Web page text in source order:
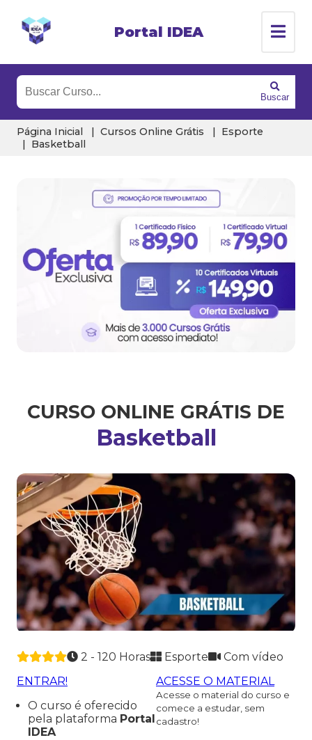
Portal IDEA
Buscar
Página Inicial Cursos Online Grátis
Esporte
Basketball
CURSO ONLINE GRÁTIS DE
Basketball
2 - 120 Horas Esporte
Com vídeo
ENTRAR!
O curso é oferecido
pela plataforma Portal
IDEA
ACESSE O MATERIAL
Acesse o material do curso e
comece a estudar, sem
cadastro!